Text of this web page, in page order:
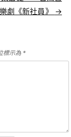
劇《新社員》 →
標示為 *